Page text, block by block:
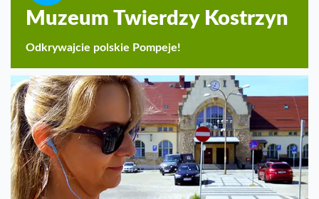
Muzeum Twierdzy Kostrzyn
Odkrywajcie polskie Pompeje!